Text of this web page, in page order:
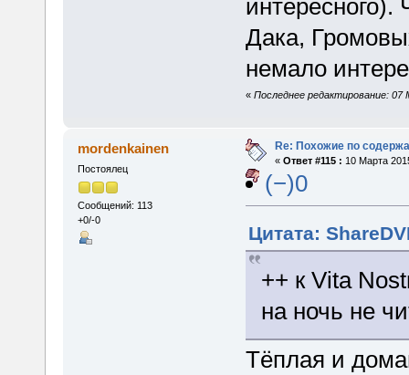
Дака,
немало
« Последнее редактирование:
mordenkainen
Постоялец
Сообщений: 113
+0/-0
Re: Похожие по
« Ответ #115 : 10 Марта
(−)0
Цитата:
++ к Vita
на ночь не
Тёплая и